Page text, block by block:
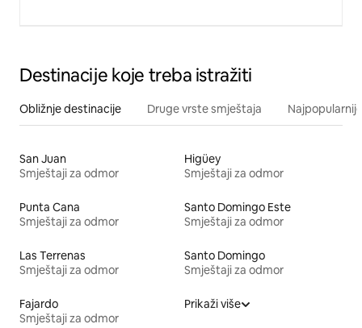
Destinacije koje treba istražiti
Obližnje destinacije Druge vrste smještaja
San Juan
Smještaji za odmor
Higüey
Smještaji za odmor
Punta Cana
Smještaji za odmor
Santo Domingo Este
Smještaji za odmor
Las Terrenas
Smještaji za odmor
Santo Domingo
Smještaji za odmor
Fajardo
Smještaji za odmor
Prikaži više